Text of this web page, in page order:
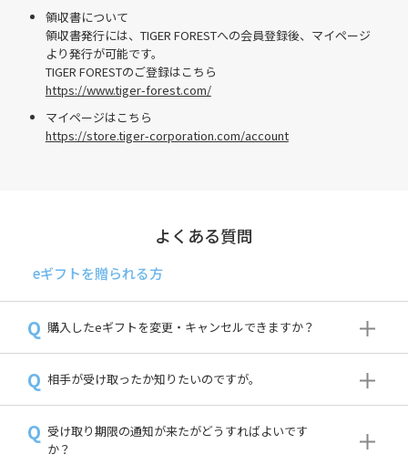
領収書について
領収書発行には、TIGER FORESTへの会員登録後、マイページ
より発行が可能です。
TIGER FORESTのご登録はこちら
https://www.tiger-forest.com/
マイページはこちら
https://store.tiger-corporation.com/account
よくある質問
eギフトを贈られる方
Q 購入したeギフトを変更・キャンセルできますか？
Q 相手が受け取ったか知りたいのですが。
Q 受け取り期限の通知が来たがどうすればよいです
か？